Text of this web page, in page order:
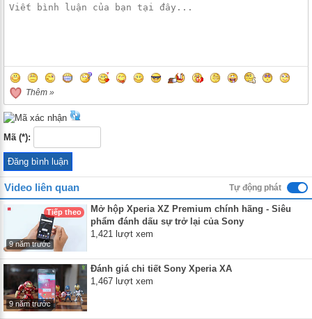
Thêm »
Mã (*):
Video liên quan Tự động phát
Tiếp theo
9 năm trước
Mở hộp Xperia XZ Premium chính hãng - Siêu
phẩm đánh dấu sự trở lại của Sony
1,421 lượt xem
9 năm trước
Đánh giá chi tiết Sony Xperia XA
1,467 lượt xem